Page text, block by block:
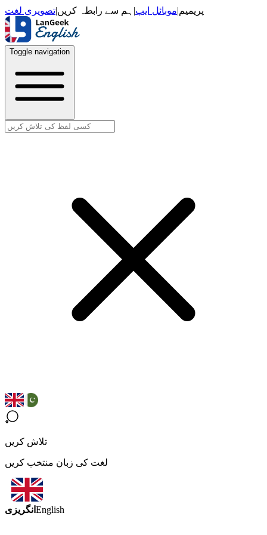
پریمیم|موبائل ایپ| ہم سے رابطہ کریں|تصویری لغت
Toggle navigation
تلاش کریں
لغت کی زبان منتخب کریں
انگریزی English